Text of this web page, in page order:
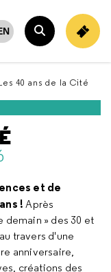
Rechercher
40 ans de la Cité
et de
!Après
» des 30 et
travers d'une
anniversaire,
créations des